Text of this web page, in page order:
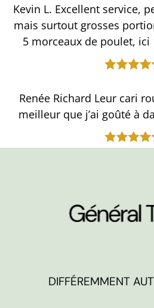
Kevin L. Excellent service,
mais surtout grosses
5 morceaux de poulet, ici
Renée Richard Leur cari
meilleur que j’ai goûté à
DIFFÉREMMENT